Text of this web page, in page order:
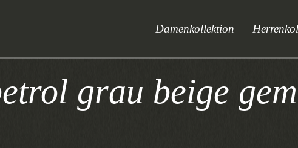
Damenkollektion
grau beige